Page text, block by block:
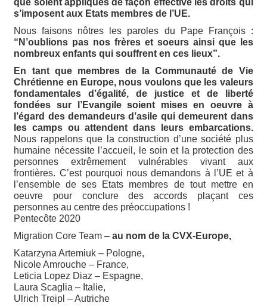
que soient appliqués de façon effective les droits qui
s’imposent aux Etats membres de l’UE.
Nous faisons nôtres les paroles du Pape François :
“N’oublions pas nos frères et soeurs ainsi que les
nombreux enfants qui souffrent en ces lieux”.
En tant que membres de la Communauté de Vie
Chrétienne en Europe, nous voulons que les valeurs
fondamentales d’égalité, de justice et de liberté
fondées sur l’Evangile soient mises en oeuvre à
l’égard des demandeurs d’asile qui demeurent dans
les camps ou attendent dans leurs embarcations.
Nous rappelons que la construction d’une société plus
humaine nécessite l’accueil, le soin et la protection des
personnes extrêmement vulnérables vivant aux
frontières. C’est pourquoi nous demandons à l’UE et à
l’ensemble de ses Etats membres de tout mettre en
oeuvre pour conclure des accords plaçant ces
personnes au centre des préoccupations !
Pentecôte 2020
Migration Core Team –au nom de la CVX-Europe,
Katarzyna Artemiuk – Pologne,
Nicole Amrouche – France,
Leticia Lopez Diaz – Espagne,
Laura Scaglia – Italie,
Ulrich Treipl – Autriche